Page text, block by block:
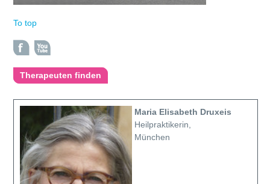
To top
Therapeuten finden
Maria Elisabeth Druxeis
Heilpraktikerin,
München